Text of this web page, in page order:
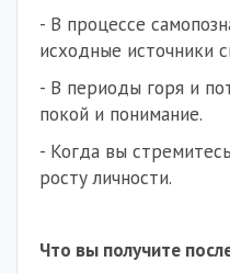
- В процессе
исходные источники
- В периоды горя и
покой и понимание.
- Когда вы
росту личности.
Что вы получите